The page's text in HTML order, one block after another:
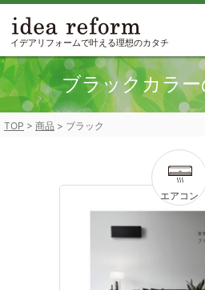
Skip
content
イデアリフォームで叶える理想のカタチ
ブラックカラ
TOP > 商品 > ブラック